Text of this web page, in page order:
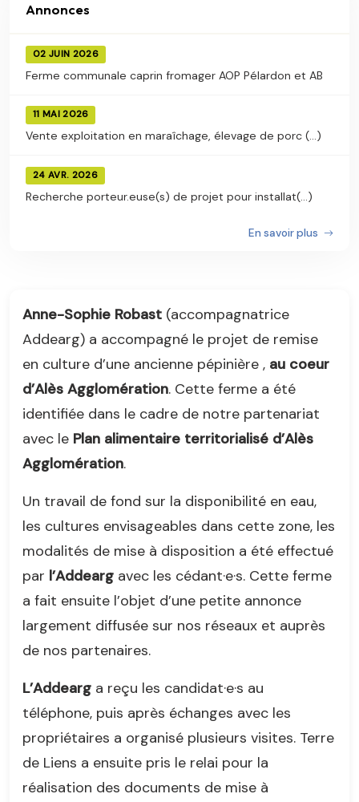
Annonces
02 JUIN 2026
Ferme communale caprin fromager AOP Pélardon et AB
11 MAI 2026
Vente exploitation en maraîchage, élevage de porc (...)
24 AVR. 2026
Recherche porteur.euse(s) de projet pour installat(...)
En savoir plus
Anne-Sophie Robast (accompagnatrice
Addearg) a accompagné le projet de remise
en culture d’une ancienne pépinière , au coeur
d’Alès Agglomération. Cette ferme a été
identifiée dans le cadre de notre partenariat
avec le Plan alimentaire territorialisé d’Alès
Agglomération.
Un travail de fond sur la disponibilité en eau,
les cultures envisageables dans cette zone, les
modalités de mise à disposition a été effectué
par l’Addearg avec les cédant·e·s. Cette ferme
a fait ensuite l’objet d’une petite annonce
largement diffusée sur nos réseaux et auprès
de nos partenaires.
L’Addearg a reçu les candidat·e·s au
téléphone, puis après échanges avec les
propriétaires a organisé plusieurs visites. Terre
de Liens a ensuite pris le relai pour la
réalisation des documents de mise à